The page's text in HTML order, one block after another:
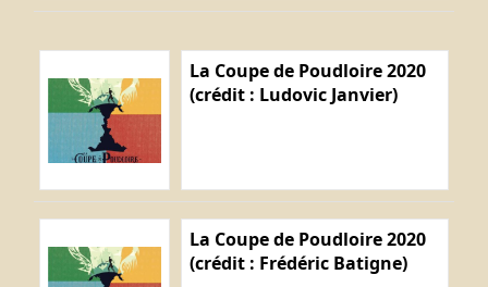
La Coupe de Poudloire 2020
(crédit : Ludovic Janvier)
La Coupe de Poudloire 2020
(crédit : Frédéric Batigne)